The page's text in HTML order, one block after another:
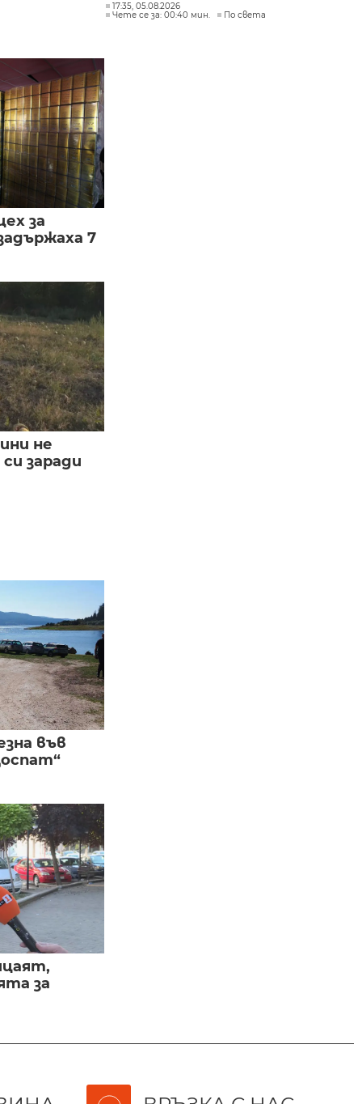
за
7
не
заради
във
за
17:35, 05.08.2026
Чете се за: 00:40 мин.
По света